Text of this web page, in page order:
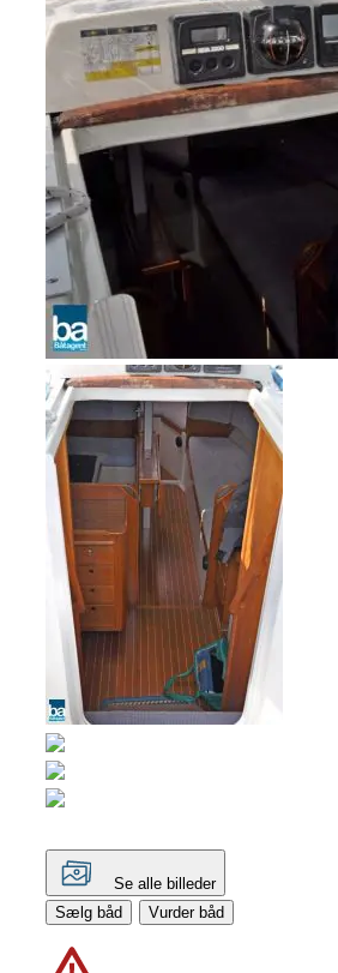
Se alle billeder
Sælg båd
Vurder båd